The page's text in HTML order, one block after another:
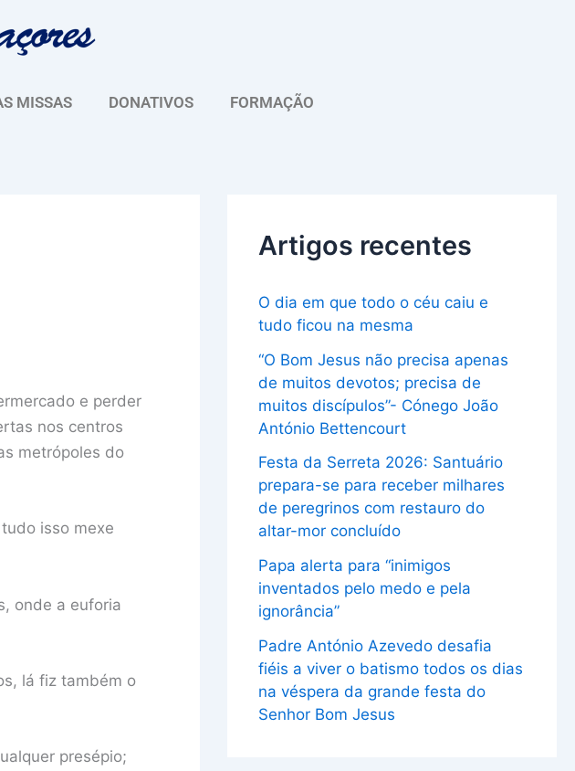
MISSAS DONATIVOS FORMAÇÃO
e perder
nos centros
metrópoles do
isso mexe
onde a euforia
lá fiz também o
presépio;
Artigos recentes
O dia em que todo o céu caiu e
tudo ficou na mesma
“O Bom Jesus não precisa apenas
de muitos devotos; precisa de
muitos discípulos”- Cónego João
António Bettencourt
Festa da Serreta 2026: Santuário
prepara-se para receber milhares
de peregrinos com restauro do
altar-mor concluído
Papa alerta para “inimigos
inventados pelo medo e pela
ignorância”
Padre António Azevedo desafia
fiéis a viver o batismo todos os dias
na véspera da grande festa do
Senhor Bom Jesus
u